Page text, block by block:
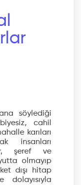
söylediği
cahil
karıları
insanları
şeref ve
olmayıp
dışı hitap